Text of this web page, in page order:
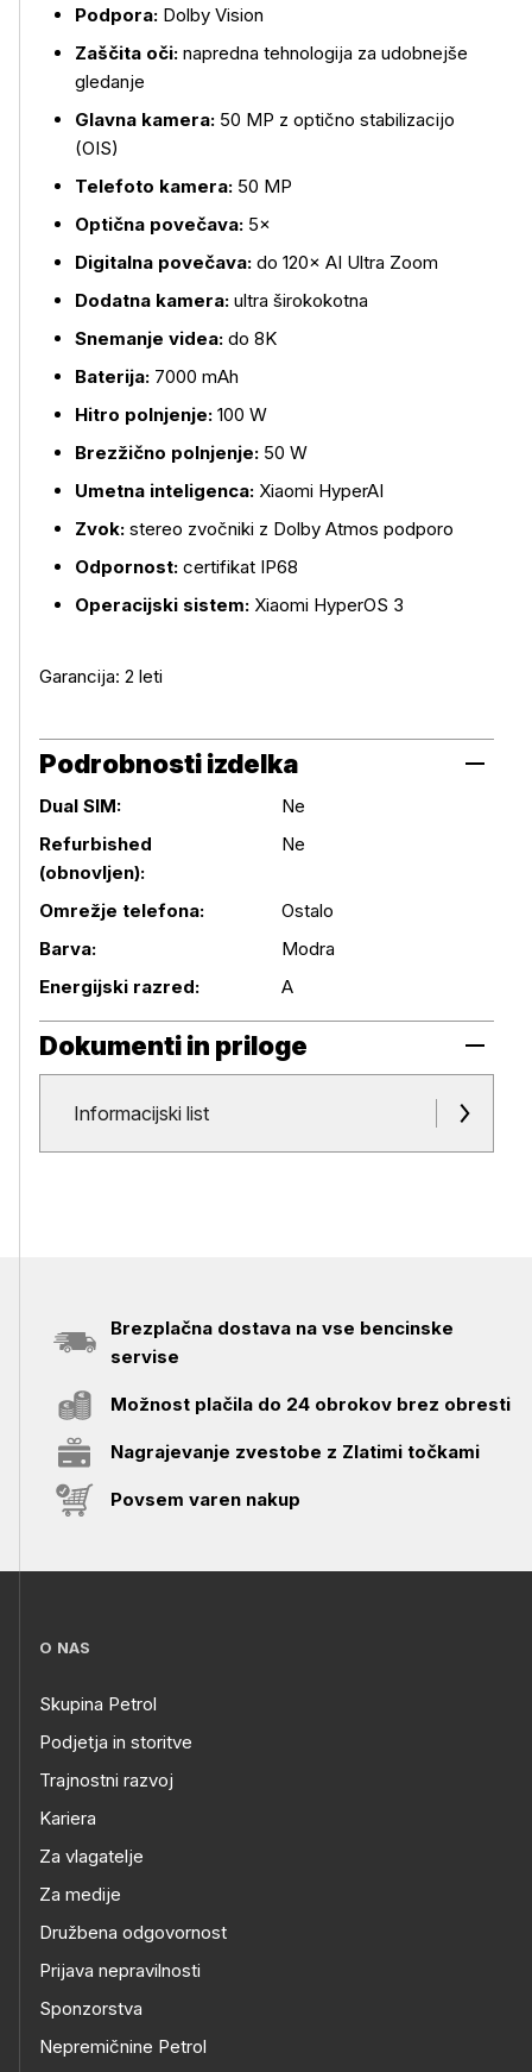
Podpora: Dolby Vision
Zaščita oči: napredna tehnologija za udobnejše
gledanje
Glavna kamera: 50 MP z optično stabilizacijo
(OIS)
Telefoto kamera: 50 MP
Optična povečava: 5×
Digitalna povečava: do 120× AI Ultra Zoom
Dodatna kamera: ultra širokokotna
Snemanje videa: do 8K
Baterija: 7000 mAh
Hitro polnjenje: 100 W
Brezžično polnjenje: 50 W
Umetna inteligenca: Xiaomi HyperAI
Zvok: stereo zvočniki z Dolby Atmos podporo
Odpornost: certifikat IP68
Operacijski sistem: Xiaomi HyperOS 3
Garancija: 2 leti
Podrobnosti izdelka
Dual SIM:
Ne
Refurbished
(obnovljen):
Ne
Omrežje telefona:
Ostalo
Barva:
Modra
Energijski razred:
A
Dokumenti in priloge
Dokumenti in priloge
Informacijski list
Brezplačna dostava na vse bencinske
servise
Možnost plačila do 24 obrokov brez obresti
Nagrajevanje zvestobe z Zlatimi točkami
Povsem varen nakup
O NAS
Skupina Petrol
Podjetja in storitve
Trajnostni razvoj
Kariera
Za vlagatelje
Za medije
Družbena odgovornost
Prijava nepravilnosti
Sponzorstva
Nepremičnine Petrol